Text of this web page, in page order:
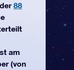
88
am
(von